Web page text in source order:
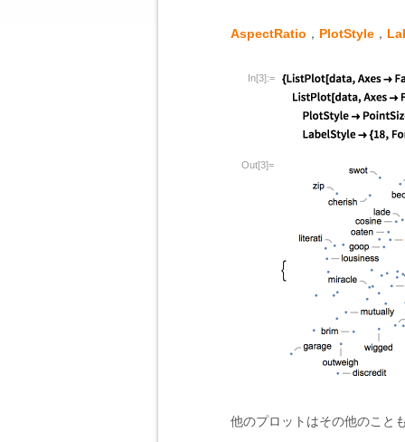
AspectRatio ， PlotStyle ，
In[3]:=
Out[3]=
他のプロットはその他のこと